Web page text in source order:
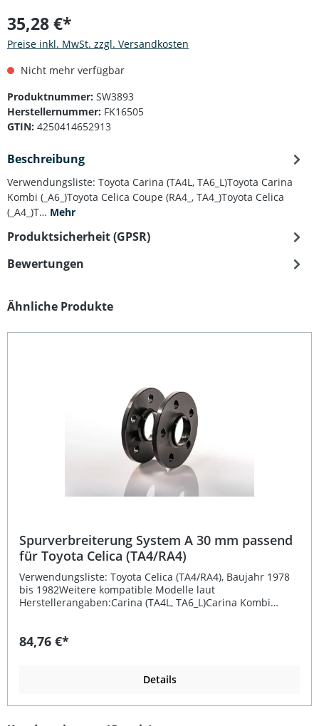
35,28 €*
Preise inkl. MwSt. zzgl. Versandkosten
Nicht mehr verfügbar
Produktnummer: SW3893
Herstellernummer: FK16505
GTIN: 4250414652913
Beschreibung
Verwendungsliste: Toyota Carina (TA4L, TA6_L)Toyota Carina
Kombi (_A6_)Toyota Celica Coupe (RA4_, TA4_)Toyota Celica
(_A4_)T… Mehr
Produktsicherheit (GPSR)
Bewertungen
Produktgalerie überspringen
Ähnliche Produkte
Spurverbreiterung System A 30 mm passend
für Toyota Celica (TA4/RA4)
Verwendungsliste: Toyota Celica (TA4/RA4), Baujahr 1978
bis 1982Weitere kompatible Modelle laut
Herstellerangaben:Carina (TA4L, TA6_L)Carina Kombi
Beschreibung: Diese fahrzeugspezifische
(TA4/RA4) Baujahre 1978–1982. Sie sorgt für eine sportlich
als auch die Fahrstabilität. Die Montage der
84,76 €*
Details